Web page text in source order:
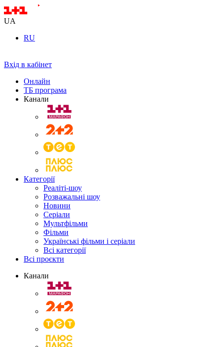
UA
RU
Вхід в кабінет
Онлайн
ТБ програма
Канали
Категорії
Реаліті-шоу
Розважальні шоу
Новини
Серіали
Мультфільми
Фільми
Українські фільми і серіали
Всі категорії
Всі проєкти
Канали